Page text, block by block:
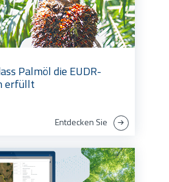
Palmöl die EUDR-
erfüllt
Entdecken Sie